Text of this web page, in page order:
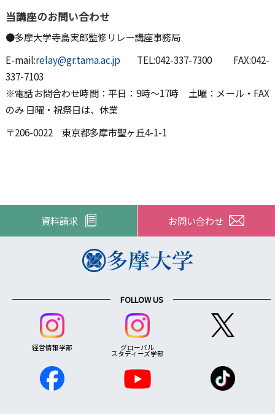
当講座のお問い合わせ
●多摩大学寺島実郎監修リレー講座事務局
E-mail:relay@gr.tama.ac.jp TEL:042-337-7300 FAX:042-
337-7103
※電話お問合わせ時間：平日：9時～17時 土曜：メール・FAX
のみ 日曜・祝祭日は、休業
〒206-0022 東京都多摩市聖ヶ丘4-1-1
資料請求 お問い合わせ
FOLLOW US
経営情報学部 グローバル
スタディーズ学部